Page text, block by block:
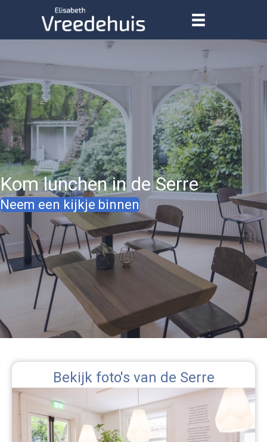
Kom lunchen in de Serre
Neem een kijkje binnen
Bekijk foto's van de Serre